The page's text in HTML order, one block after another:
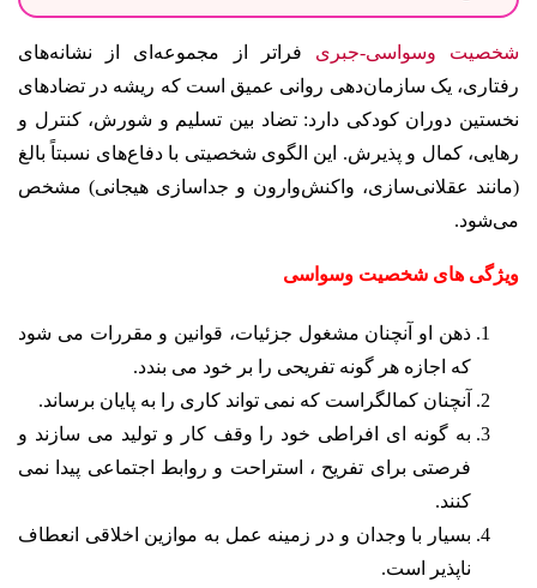
شخصیت وسواسی-جبری فراتر از مجموعه‌ای از نشانه‌های
رفتاری، یک سازمان‌دهی روانی عمیق است که ریشه در تضادهای
نخستین دوران کودکی دارد: تضاد بین تسلیم و شورش، کنترل و
رهایی، کمال و پذیرش. این الگوی شخصیتی با دفاع‌های نسبتاً بالغ
(مانند عقلانی‌سازی، واکنش‌وارون و جداسازی هیجانی) مشخص
می‌شود.
ویژگی های شخصیت وسواسی
ذهن او آنچنان مشغول جزئیات، قوانین و مقررات می شود
که اجازه هر گونه تفریحی را بر خود می بندد.
آنچنان کمالگراست که نمی تواند کاری را به پایان برساند.
به گونه ای افراطی خود را وقف کار و تولید می سازند و
فرصتی برای تفریح ، استراحت و روابط اجتماعی پیدا نمی
کنند.
بسیار با وجدان و در زمینه عمل به موازین اخلاقی انعطاف
ناپذیر است.